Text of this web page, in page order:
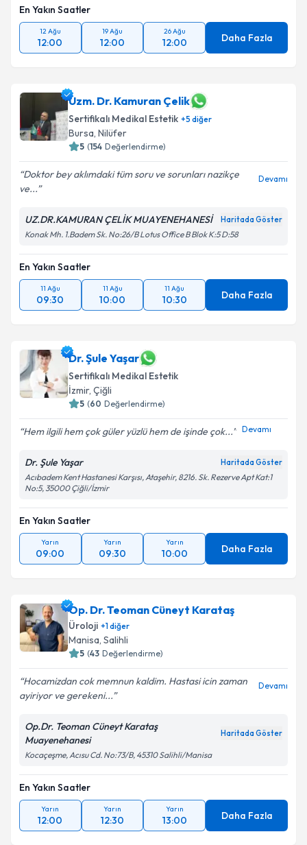
En Yakın Saatler
12 Ağu
12:00
19 Ağu
12:00
26 Ağu
12:00 Daha Fazla
Uzm. Dr. Kamuran Çelik
Sertifikalı Medikal Estetik +5 diğer
Bursa, Nilüfer
5 (154 Değerlendirme)
Doktor bey aklımdaki tüm soru ve sorunları nazikçe
ve...
Devamı
UZ.DR.KAMURAN ÇELİK MUAYENEHANESİ Haritada Göster
Konak Mh. 1.Badem Sk. No:26/B Lotus Office B Blok K:5 D:58
En Yakın Saatler
11 Ağu
09:30
11 Ağu
10:00
11 Ağu
10:30 Daha Fazla
Dr. Şule Yaşar
Sertifikalı Medikal Estetik
İzmir, Çiğli
5 (60 Değerlendirme)
Hem ilgili hem çok güler yüzlü hem de işinde çok... Devamı
Dr. Şule Yaşar Haritada Göster
Acıbadem Kent Hastanesi Karşısı, Ataşehir, 8216. Sk. Rezerve Apt Kat:1
No:5, 35000 Çiğli/İzmir
En Yakın Saatler
Yarın
09:00
Yarın
09:30
Yarın
10:00 Daha Fazla
Op. Dr. Teoman Cüneyt Karataş
Üroloji +1diğer
Manisa, Salihli
5 (43 Değerlendirme)
Hocamizdan cok memnun kaldim. Hastasi icin zaman
ayiriyor ve gerekeni...
Devamı
Op.Dr. Teoman Cüneyt Karataş
Muayenehanesi
Haritada Göster
Kocaçeşme, Acısu Cd. No:73/B, 45310 Salihli/Manisa
En Yakın Saatler
Yarın
12:00
Yarın
12:30
Yarın
13:00 Daha Fazla